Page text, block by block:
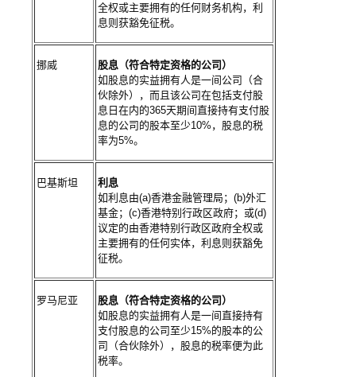
全权或主要拥有的任何财务机构，利
息则获豁免征税。
挪威
股息（符合特定资格的公司）
如股息的实益拥有人是一间公司（合
伙除外），而且该公司在包括支付股
息日在内的365天期间直接持有支付股
息的公司的股本至少10%，股息的税
率为5%。
巴基斯坦
利息
如利息由(a)香港金融管理局；(b)外汇
基金；(c)香港特别行政区政府；或(d)
议定的由香港特别行政区政府全权或
主要拥有的任何实体，利息则获豁免
征税。
罗马尼亚
股息（符合特定资格的公司）
如股息的实益拥有人是一间直接持有
支付股息的公司至少15%的股本的公
司（合伙除外），股息的税率便为此
税率。